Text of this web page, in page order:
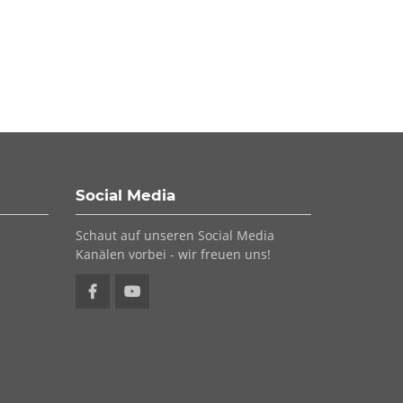
Social Media
Schaut auf unseren Social Media
Kanälen vorbei - wir freuen uns!